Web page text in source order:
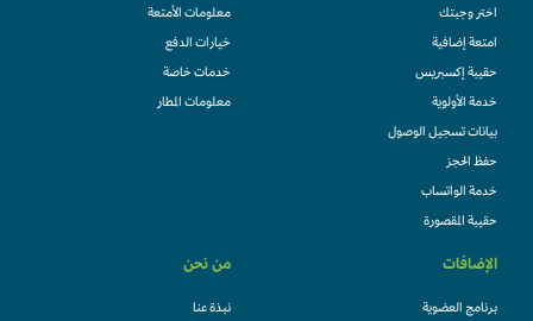
اختر وجبتك
امتعة إضافية
حقيبة إكسبريس
خدمة الأولوية
بيانات تسجيل الوصول
حفظ الحجز
خدمة الواتساب
حقيبة المقصورة
معلومات الأمتعة
خيارات الدفع
خدمات خاصة
معلومات المطار
الإضافات
برنامج العضوية
من نحن
نبذة عنا